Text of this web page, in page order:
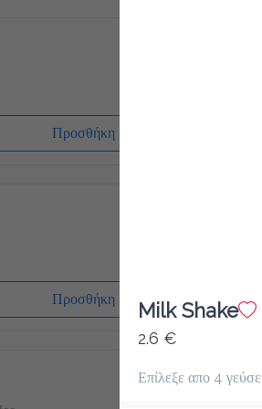
Προσθήκη
Προσθήκη
Milk Shake
2.6 €
Επίλεξε απο 4